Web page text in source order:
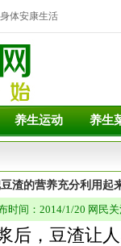
体安康生活
养生运动 养生
渣的营养充分利用起
时间：2014/1/20 网民
，豆渣让